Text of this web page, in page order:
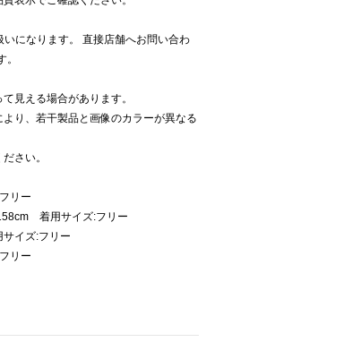
になります。 直接店舗へお問い合わ
見える場合があります。
り、若干製品と画像のカラーが異なる
さい。
リー
着用サイズ:フリー
イズ:フリー
リー